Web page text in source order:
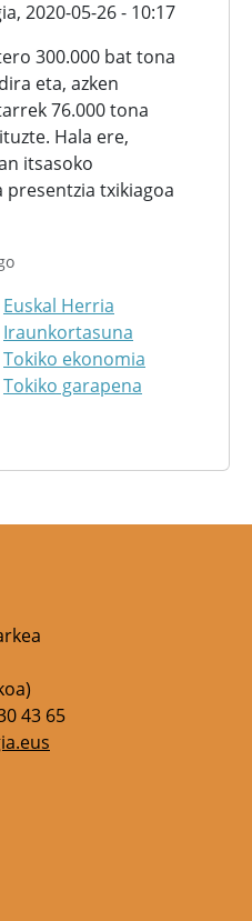
2020-05-26 - 10:17
300.000 bat tona
eta, azken
76.000 tona
Hala ere,
itsasoko
txikiagoa
Euskal Herria
Iraunkortasuna
Tokiko ekonomia
Tokiko garapena
43 65